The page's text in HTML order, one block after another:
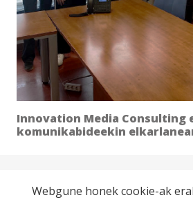
Innovation Media Consulting
komunikabideekin
Webgune honek cookie-ak